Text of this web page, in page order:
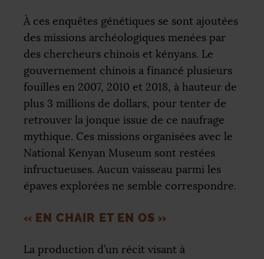
À ces enquêtes génétiques se sont ajoutées
des missions archéologiques menées par
des chercheurs chinois et kényans. Le
gouvernement chinois a financé plusieurs
fouilles en 2007, 2010 et 2018, à hauteur de
plus 3 millions de dollars, pour tenter de
retrouver la jonque issue de ce naufrage
mythique. Ces missions organisées avec le
National Kenyan Museum sont restées
infructueuses. Aucun vaisseau parmi les
épaves explorées ne semble correspondre.
« EN CHAIR ET EN OS »
La production d’un récit visant à